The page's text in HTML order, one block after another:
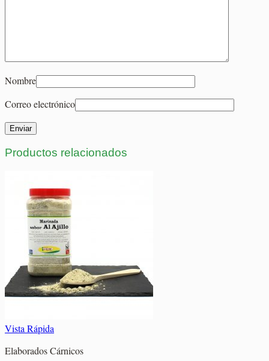
Nombre
Correo electrónico
Productos relacionados
Vista Rápida
Elaborados Cárnicos